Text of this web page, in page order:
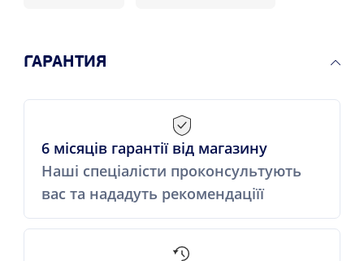
ГАРАНТИЯ
6 місяців гарантії від магазину
Наші спеціалісти проконсультують
вас та нададуть рекомендаціїї